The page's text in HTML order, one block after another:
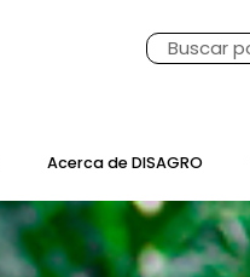
Acerca de DISAGRO